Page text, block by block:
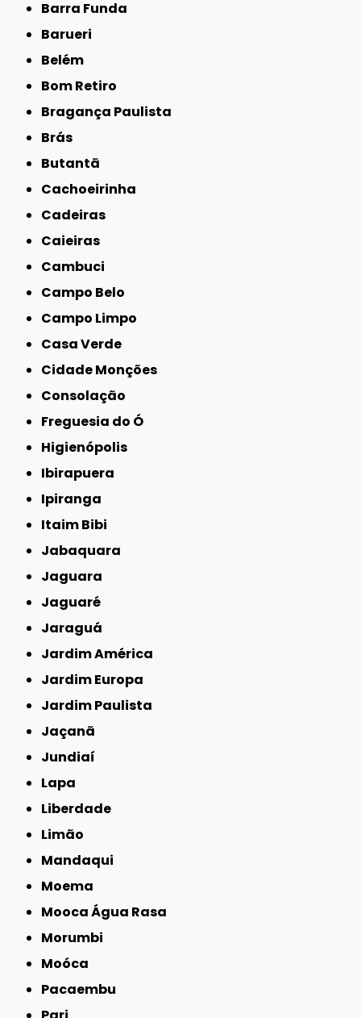
Barra Funda
Barueri
Belém
Bom Retiro
Bragança Paulista
Brás
Butantã
Cachoeirinha
Cadeiras
Caieiras
Cambuci
Campo Belo
Campo Limpo
Casa Verde
Cidade Monções
Consolação
Freguesia do Ó
Higienópolis
Ibirapuera
Ipiranga
Itaim Bibi
Jabaquara
Jaguara
Jaguaré
Jaraguá
Jardim América
Jardim Europa
Jardim Paulista
Jaçanã
Jundiaí
Lapa
Liberdade
Limão
Mandaqui
Moema
Mooca Água Rasa
Morumbi
Moóca
Pacaembu